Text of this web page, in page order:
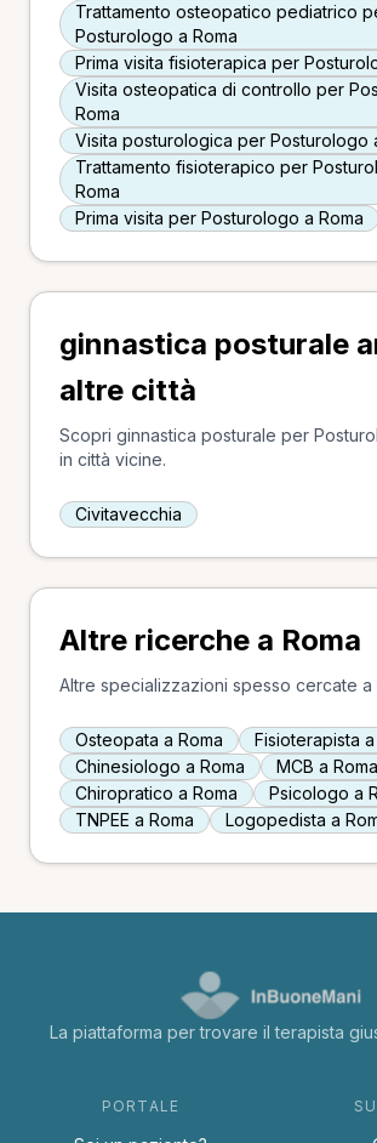
Trattamento osteopatico pediatrico
Posturologo a Roma
Prima visita fisioterapica per
Visita osteopatica di controllo per
Roma
Visita posturologica per Posturologo
Trattamento fisioterapico per
Roma
Prima visita per Posturologo a Roma
ginnastica posturale
altre città
Scopri ginnastica posturale per
in città vicine.
Civitavecchia
Altre ricerche a Roma
Altre specializzazioni spesso cercate a
Osteopata a Roma
Fisioterapista a
Chinesiologo a Roma
MCB a Roma
Chiropratico a Roma
Psicologo a
TNPEE a Roma
Logopedista a
La piattaforma per trovare il terapista
PORTALE